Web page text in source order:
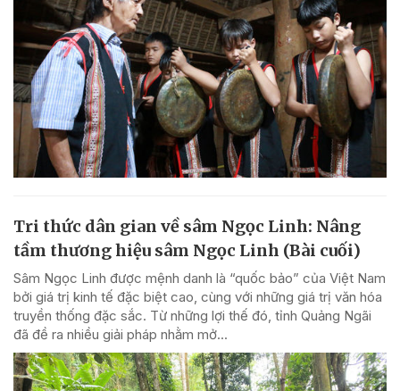
Tri thức dân gian về sâm Ngọc Linh: Nâng
tầm thương hiệu sâm Ngọc Linh (Bài cuối)
Sâm Ngọc Linh được mệnh danh là “quốc bảo” của Việt Nam
bởi giá trị kinh tế đặc biệt cao, cùng với những giá trị văn hóa
truyền thống đặc sắc. Từ những lợi thế đó, tỉnh Quảng Ngãi
đã đề ra nhiều giải pháp nhằm mở...